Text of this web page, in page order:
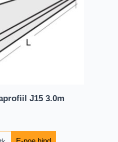
J15 3.0m